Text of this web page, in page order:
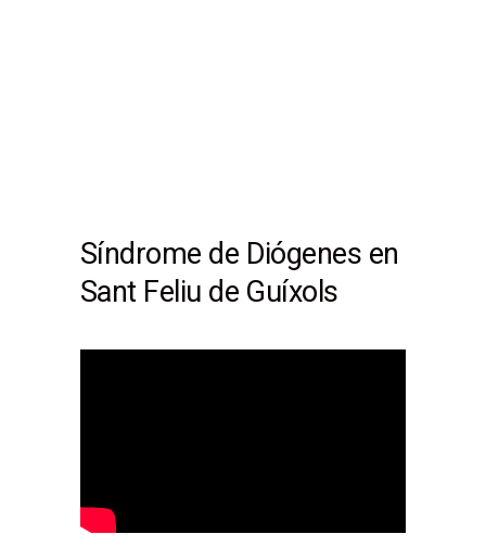
Síndrome de Diógenes en
Sant Feliu de Guíxols